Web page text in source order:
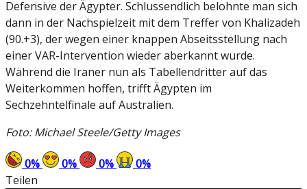
Defensive der Ägypter. Schlussendlich belohnte man sich
dann in der Nachspielzeit mit dem Treffer von Khalizadeh
(90.+3), der wegen einer knappen Abseitsstellung nach
einer VAR-Intervention wieder aberkannt wurde.
Während die Iraner nun als Tabellendritter auf das
Weiterkommen hoffen, trifft Ägypten im
Sechzehntelfinale auf Australien.
Foto: Michael Steele/Getty Images
0% 0% 0% 0%
Teilen